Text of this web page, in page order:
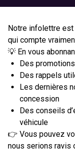
Notre infolettre
qui compte
💡 En vous
Des
Des rappels
Les dernières
concession
Des conseils
véhicule
👉 Vous pouvez
nous serions ravis